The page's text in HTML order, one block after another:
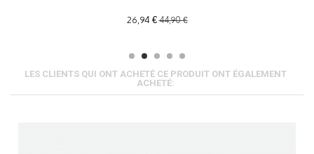
26,94 €44,90 €
LES CLIENTS QUI ONT ACHETÉ CE PRODUIT ONT ÉGALEMENT
ACHETÉ: